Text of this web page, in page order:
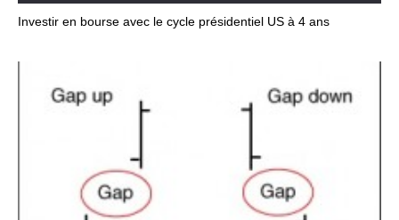
Investir en bourse avec le cycle présidentiel US à 4 ans